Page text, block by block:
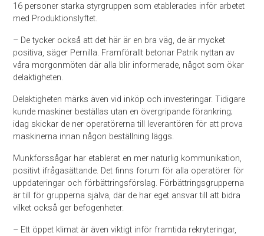
16 personer starka styrgruppen som etablerades inför arbetet
med Produktionslyftet.
– De tycker också att det här är en bra väg, de är mycket
positiva, säger Pernilla. Framförallt betonar Patrik nyttan av
våra morgonmöten där alla blir informerade, något som ökar
delaktigheten.
Delaktigheten märks även vid inköp och investeringar. Tidigare
kunde maskiner beställas utan en övergripande förankring;
idag skickar de ner operatörerna till leverantören för att prova
maskinerna innan någon beställning läggs.
Munkforssågar har etablerat en mer naturlig kommunikation,
positivt ifrågasättande. Det finns forum för alla operatörer för
uppdateringar och förbättringsförslag. Förbättringsgrupperna
är till för grupperna själva, där de har eget ansvar till att bidra
vilket också ger befogenheter.
– Ett öppet klimat är även viktigt inför framtida rekryteringar,